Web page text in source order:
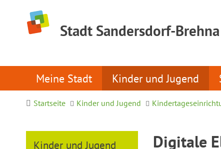
Stadt Sandersdorf-Brehna
Meine Stadt Kinder und Jugend
Startseite Kinder und Jugend
Kinder und Jugend Digitale